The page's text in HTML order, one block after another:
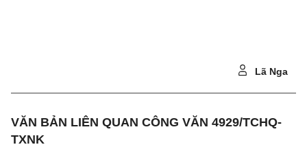
Lã Nga
VĂN BẢN LIÊN QUAN CÔNG VĂN 4929/TCHQ-
TXNK